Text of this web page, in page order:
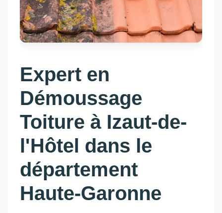
Expert en
Démoussage
Toiture à Izaut-de-
l'Hôtel dans le
département
Haute-Garonne